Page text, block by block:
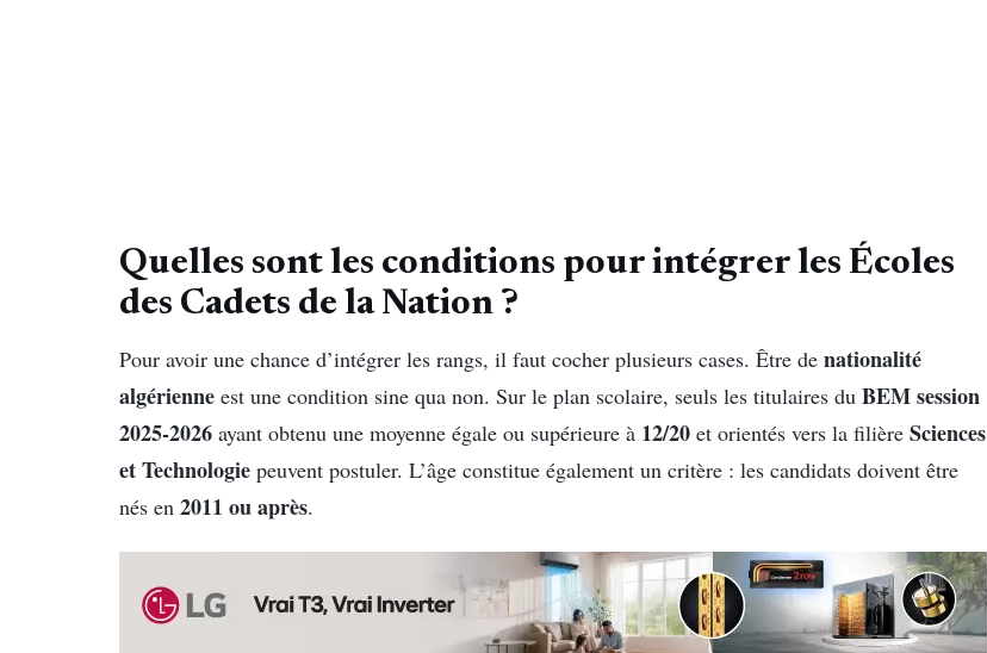
Quelles sont les conditions pour intégrer les Écoles
des Cadets de la Nation ?
Pour avoir une chance d’intégrer les rangs, il faut cocher plusieurs cases. Être de nationalité
algérienne est une condition sine qua non. Sur le plan scolaire, seuls les titulaires du BEM session
2025-2026 ayant obtenu une moyenne égale ou supérieure à 12/20 et orientés vers la filière Sciences
et Technologie peuvent postuler. L’âge constitue également un critère : les candidats doivent être
nés en 2011 ou après.